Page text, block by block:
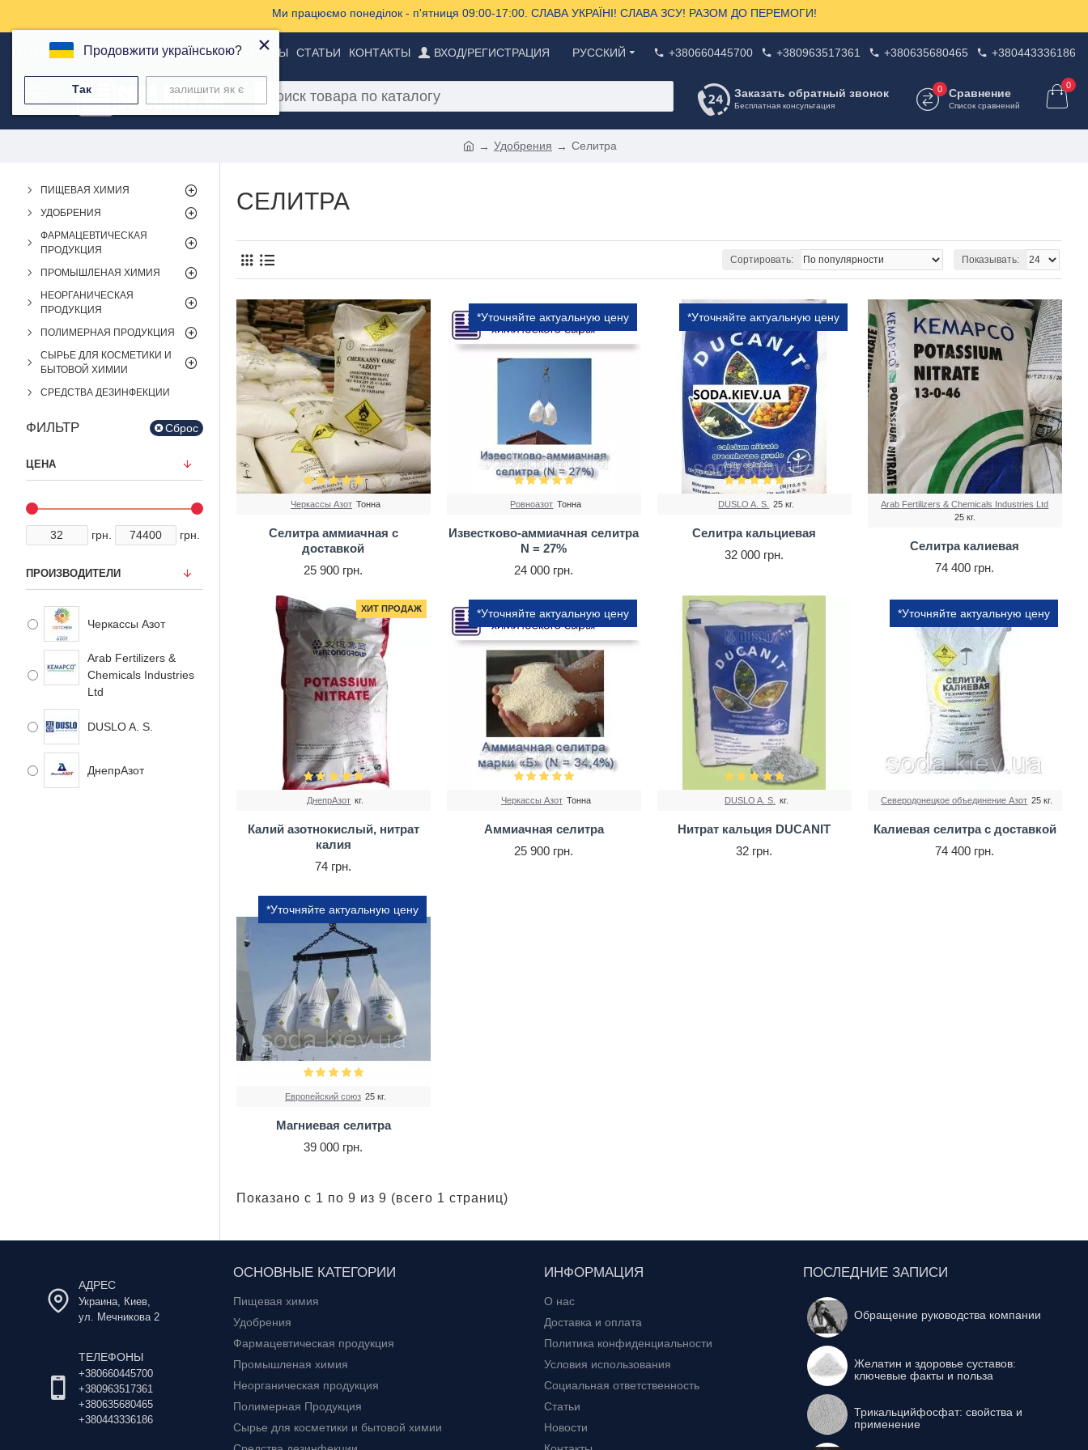
Ми працюємо понеділок - п'ятниця 09:00-17:00. СЛАВА УКРАЇНІ! СЛАВА ЗСУ! РАЗОМ ДО ПЕРЕМОГИ!
ТОВАРЫ ДОСТАВКА И ОПЛАТА ОТЗЫВЫ СТАТЬИ КОНТАКТЫ ВХОД/РЕГИСТРАЦИЯ РУССКИЙ +380660445700 +380963517361 +380635680465 +380443336186
Заказать обратный звонок
Бесплатная консультация
Сравнение
Список сравнений
0 0
Удобрения Селитра
ПИЩЕВАЯ ХИМИЯ
УДОБРЕНИЯ
ФАРМАЦЕВТИЧЕСКАЯ
ПРОДУКЦИЯ
ПРОМЫШЛЕНАЯ ХИМИЯ
НЕОРГАНИЧЕСКАЯ
ПРОДУКЦИЯ
ПОЛИМЕРНАЯ ПРОДУКЦИЯ
СЫРЬЕ ДЛЯ КОСМЕТИКИ И
БЫТОВОЙ ХИМИИ
СРЕДСТВА ДЕЗИНФЕКЦИИ
ФИЛЬТР Сброс
ЦЕНА
грн. грн.
ПРОИЗВОДИТЕЛИ
Черкассы Азот
Arab Fertilizers &
Chemicals Industries
Ltd
DUSLO A. S.
ДнепрАзот
СЕЛИТРА
Сортировать: Показывать:
Черкассы Азот Тонна
Селитра аммиачная с
доставкой
25 900 грн.
*Уточняйте актуальную цену
Ровноазот Тонна
Известково-аммиачная селитра
N = 27%
24 000 грн.
*Уточняйте актуальную цену
DUSLO A. S. 25 кг.
Селитра кальциевая
32 000 грн.
Arab Fertilizers & Chemicals Industries Ltd
25 кг.
Селитра калиевая
74 400 грн.
ХИТ ПРОДАЖ
ДнепрАзот кг.
Калий азотнокислый, нитрат
калия
74 грн.
*Уточняйте актуальную цену
Черкассы Азот Тонна
Аммиачная селитра
25 900 грн.
DUSLO A. S. кг.
Нитрат кальция DUCANIT
32 грн.
*Уточняйте актуальную цену
Северодонецкое объединение Азот 25 кг.
Калиевая селитра с доставкой
74 400 грн.
*Уточняйте актуальную цену
Европейский союз 25 кг.
Магниевая селитра
39 000 грн.
Показано с 1 по 9 из 9 (всего 1 страниц)
АДРЕС
Украина, Киев,
ул. Мечникова 2
ТЕЛЕФОНЫ
+380660445700
+380963517361
+380635680465
+380443336186
ОСНОВНЫЕ КАТЕГОРИИ
Пищевая химия
Удобрения
Фармацевтическая продукция
Промышленая химия
Неорганическая продукция
Полимерная Продукция
Сырье для косметики и бытовой химии
ИНФОРМАЦИЯ
О нас
Доставка и оплата
Политика конфиденциальности
Условия использования
Социальная ответственность
Статьи
Новости
ПОСЛЕДНИЕ ЗАПИСИ
Обращение руководства компании
Желатин и здоровье суставов:
ключевые факты и польза
Трикальцийфосфат: свойства и
применение
Продовжити українською? ×
Так залишити як є